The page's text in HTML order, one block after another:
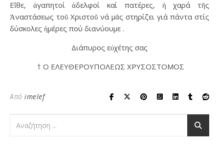
Εἴθε, ἀγαπητοί ἀδελφοί καί πατέρες, ἡ χαρά τῆς
Ἀναστάσεως τοῦ Χριστοῦ νά μᾶς στηρίζει γιά πάντα στίς
δύσκολες ἡμέρες πού διανύουμε .
Διάπυρος εὐχέτης σας
† Ο ΕΛΕΥΘΕΡΟΥΠΟΛΕΩΣ ΧΡΥΣΟΣΤΟΜΟΣ
Από imelef